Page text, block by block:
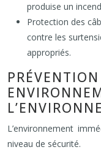
produise un
Protection des
contre les
appropriés.
L’environnement
niveau de sécurité.